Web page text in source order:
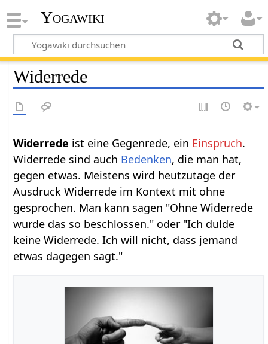
Yogawiki
Widerrede
ist eine Gegenrede, ein Einspruch.
Widerrede sind auch Bedenken, die man hat,
gegen etwas. Meistens wird heutzutage der
Ausdruck Widerrede im Kontext mit ohne
gesprochen. Man kann sagen "Ohne Widerrede
wurde das so beschlossen." oder "Ich dulde
keine Widerrede. Ich will nicht, dass jemand
etwas dagegen sagt."